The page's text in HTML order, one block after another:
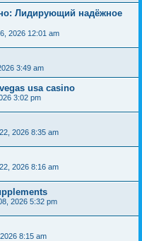
Лидирующий надёжное
2026 12:01 am
3:49 am
usa casino
3:02 pm
2026 8:35 am
2026 8:16 am
2026 5:32 pm
8:15 am